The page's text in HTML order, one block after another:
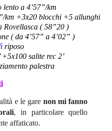
lento a 4’57”/km
km +3x20 blocchi +5 allunghi
Rovellasca ( 58”20 )
( da 4’57” a 4’02” )
riposo
+5x100 salite rec 2’
palestra
e le gare non mi fanno
, in particolare quello
affaticato.